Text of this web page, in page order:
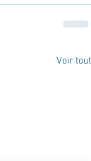
Voir tout